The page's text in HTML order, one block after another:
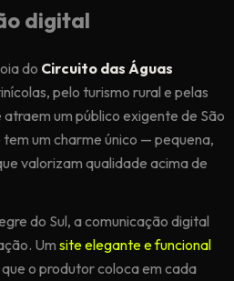
digital
do Circuito das Águas
pelo turismo rural e pelas
um público exigente de São
um charme único — pequena,
valorizam qualidade acima de
do Sul, a comunicação digital
Um site elegante e funcional
o produtor coloca em cada